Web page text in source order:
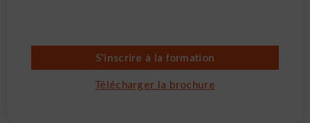
S'inscrire à la formation
Télécharger la brochure